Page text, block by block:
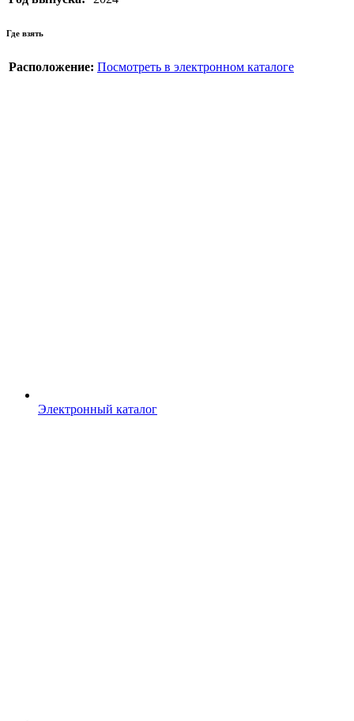
Где взять
Расположение: Посмотреть в электронном каталоге
Электронный каталог